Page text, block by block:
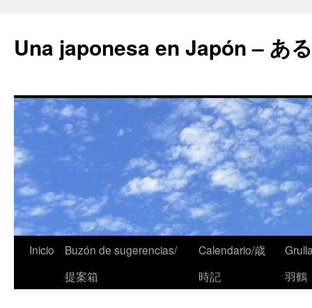
Una japonesa en Japón – あ
Inicio
Buzón de sugerencias/
提案箱
Calendario/歳
時記
羽鶴